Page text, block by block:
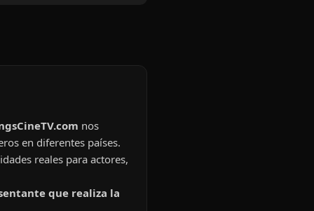
nos
en diferentes países.
reales para actores,
que realiza la